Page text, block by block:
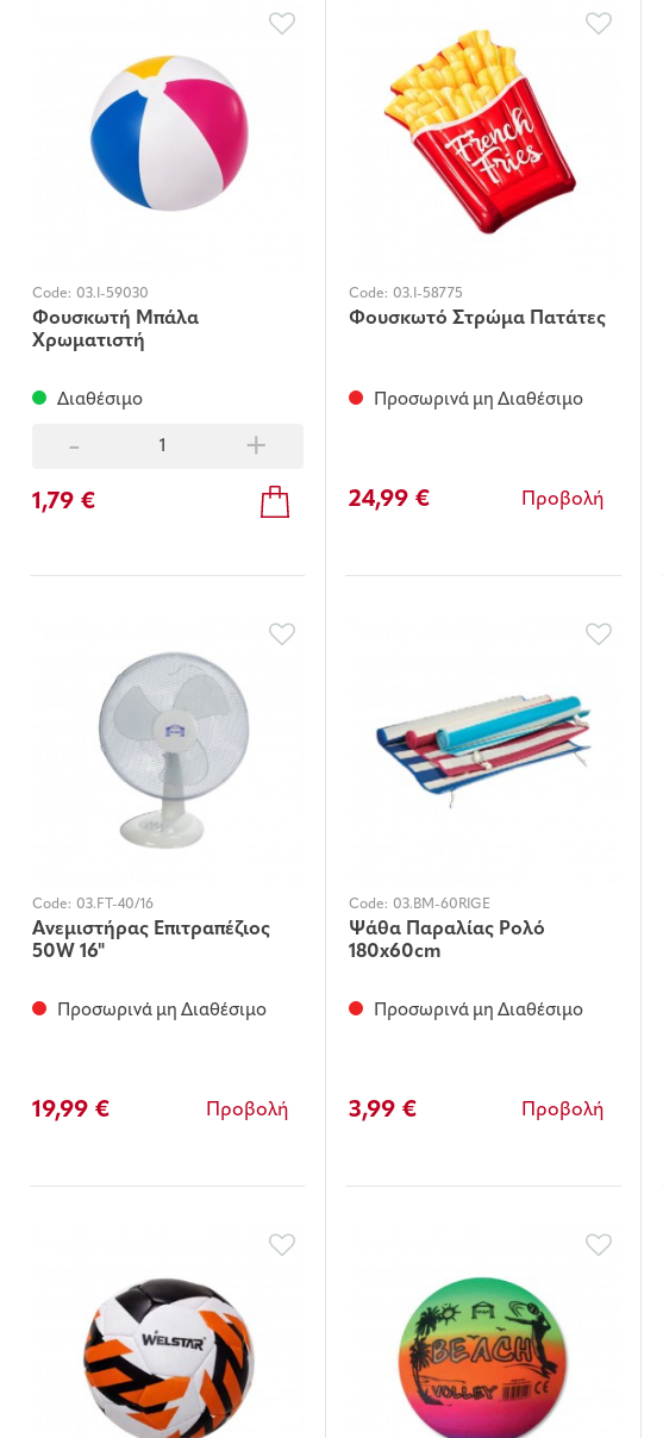
Code: 03.I-59030
Φουσκωτή Μπάλα
Χρωματιστή
Διαθέσιμο
- +
1,79 €
Code: 03.I-58775
Φουσκωτό Στρώμα Πατάτες
Προσωρινά μη Διαθέσιμο
24,99 € Προβολή
Code: 03.FT-40/16
Ανεμιστήρας Επιτραπέζιος
50W 16"
Προσωρινά μη Διαθέσιμο
19,99 € Προβολή
Code: 03.BM-60RIGE
Ψάθα Παραλίας Ρολό
180x60cm
Προσωρινά μη Διαθέσιμο
3,99 € Προβολή